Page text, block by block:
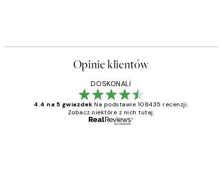
Opinie klientów
DOSKONALI
4.4 na 5 gwiazdek Na podstawie 108435 recenzji.
Zobacz niektóre z nich tutaj.